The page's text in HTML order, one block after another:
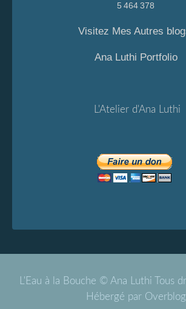
5 464 378
Visitez Mes Autres
Ana Luthi Portfolio
L'Atelier d'Ana Luthi
L'Eau à la Bouche © Ana Luthi Tous
Hébergé par Overblog